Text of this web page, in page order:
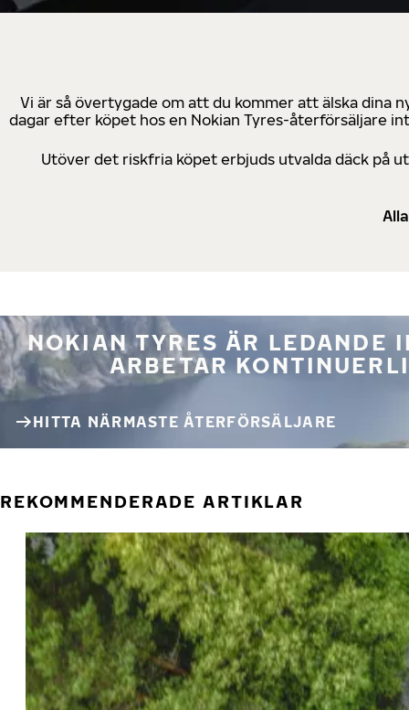
Vi är så övertygade om att du kommer att älska dina
dagar efter köpet hos en Nokian Tyres-återförsäljare
Utöver det riskfria köpet erbjuds utvalda däck på
NOKIAN TYRES ÄR LEDANDE
ARBETAR
HITTA NÄRMASTE ÅTERFÖRSÄLJARE
REKOMMENDERADE ARTIKLAR